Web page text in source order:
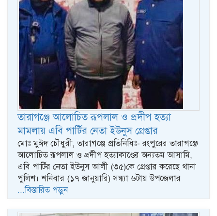
তারাগঞ্জে আলোচিত রূপলাল ও প্রদীপ হত্যা
মামলায় এবি পার্টির নেতা ইউনুস গ্রেপ্তার
মোঃ মুঈদ চৌধুরী, তারাগঞ্জে প্রতিনিধিঃ- রংপুরের তারাগঞ্জে
আলোচিত রূপলাল ও প্রদীপ হত্যাকাণ্ডের অন্যতম আসামি,
এবি পার্টির নেতা ইউনুস আলী (৩৫)কে গ্রেপ্তার করেছে থানা
পুলিশ। শনিবার (১৭ জানুয়ারি) সন্ধ্যা ৬টায় উপজেলার
...বিস্তারিত পড়ুন